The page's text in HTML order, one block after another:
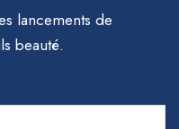
lancements de
beauté.